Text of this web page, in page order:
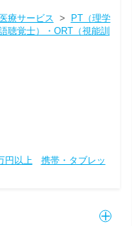
療サービス > PT（理学
聴覚士）・ORT（視能訓
円以上
携帯・タブレッ